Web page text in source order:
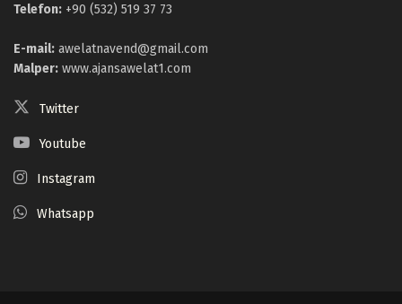
Telefon: +90 (532) 519 37 73
E-mail: awelatnavend@gmail.com
Malper: www.ajansawelat1.com
Twitter
Youtube
Instagram
Whatsapp